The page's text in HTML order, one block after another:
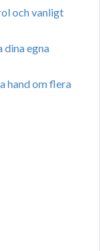
och vanligt
dina egna
hand om flera